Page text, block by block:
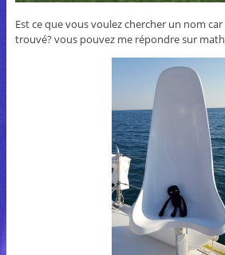
Est ce que vous voulez chercher un nom car
trouvé? vous pouvez me répondre sur